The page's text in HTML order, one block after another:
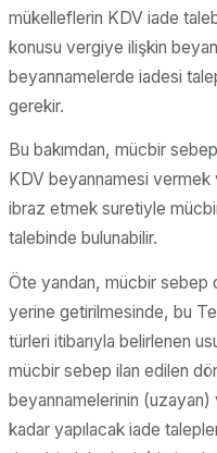
mükelleflerin KDV iade
konusu vergiye ilişkin
beyannamelerde iadesi
gerekir.
Bu bakımdan, mücbir
KDV beyannamesi
ibraz etmek suretiyle
talebinde bulunabilir.
Öte yandan, mücbir sebep
yerine getirilmesinde, bu
türleri itibarıyla belirlenen
mücbir sebep ilan edilen
beyannamelerinin (uzayan)
kadar yapılacak iade